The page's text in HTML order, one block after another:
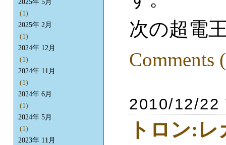
次の超電
Comments
2010/12/22
トロン:
2025年 5月
(1)
2025年 2月
(1)
2024年 12月
(1)
2024年 11月
(1)
2024年 6月
(1)
2024年 5月
(1)
2023年 11月